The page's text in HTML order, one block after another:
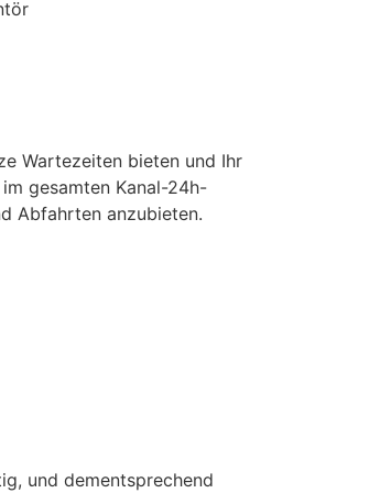
Wartezeiten bieten und Ihr
gesamten Kanal-24h-
Abfahrten anzubieten.
und dementsprechend